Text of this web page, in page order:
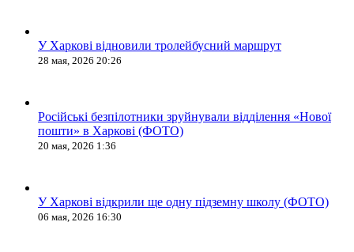
У Харкові відновили тролейбусний маршрут
28 мая, 2026 20:26
Російські безпілотники зруйнували відділення «Нової
пошти» в Харкові (ФОТО)
20 мая, 2026 1:36
У Харкові відкрили ще одну підземну школу (ФОТО)
06 мая, 2026 16:30